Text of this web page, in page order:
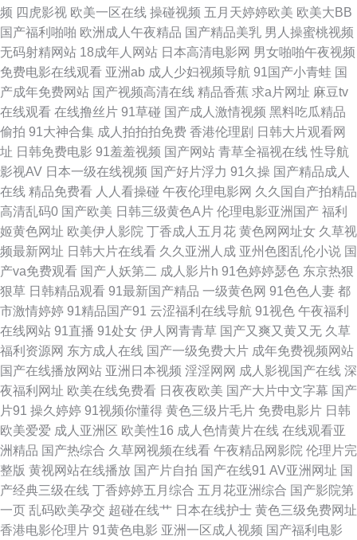
天 老司机性交网 激情文学日韩 黄色库存 成人A片网站 a级影院 91超碰青青
偷拍拍自超碰 日本高清视频va 亚洲黄色小说网 午夜理论 深夜天堂导航 青青
草福利 欧美不卡交配视频 在线超碰96 微拍福利哇咔呀 青青草视频福利 久久
伊人免费国产 国产精品第二页 高清视频1区2区 波多野结衣一本道 97人人操
人人爽 91美眉网 午夜伦理精美A片 日本黄色网 另类综合图片 激情国产乱 第
一福利航官方 国产精品玖玖玖 福利视频午夜剧场 超碰人妻偷拍 91唐伯虎 亚
洲喷水在线 日韩新片一区二区 欧美成人A 激情福利导航 福利淫地AV导航 高
清91ncn 第一导航福利国产 岛国www 丁香久久导航 超碰com 91视频露脸
亚洲情侣自拍91 日韩性爱第一页 欧美超碰在线 午夜福利传媒影视 日韩午夜
福利 欧美韩日亚洲 麻豆肏屄视频 含羞草A片 大香蕉9 99福利网 91黑丝美女
艹逼 香蕉视频在线观看 91在线网站免费 91视频首页蝌蚪 91第一视频 在线
色ab 天天干免费看 日韩色图自拍 欧美喉奥在线 www日日日 超碰美女在线
97人人草人人爱 99福利导航微拍 97资源网色色 中文字幕上床网站 伊人大香
啪啪 神马激情综合 欧美性爱变态 久久精品观看 精品在线亚洲天堂 男人天堂
频 四虎影视 欧美一区在线 操碰视频 五月天婷婷欧美 欧美大BB
国产福利啪啪 欧洲成人午夜精品 国产精品美乳 男人操蜜桃视频
无码射精网站 18成年人网站 日本高清电影网 男女啪啪午夜视频
免费电影在线观看 亚洲ab 成人少妇视频导航 91国产小青蛙 国
产成年免费网站 国产视频高清在线 精品香蕉 求a片网址 麻豆tv
在线观看 在线撸丝片 91草碰 国产成人激情视频 黑料吃瓜精品
偷拍 91大神合集 成人拍拍拍免费 香港伦理剧 日韩大片观看网
址 日韩免费电影 91羞羞视频 国产网站 青草全福视在线 性导航
影视AV 日本一级在线视频 国产好片浮力 91久操 国产精品成人
在线 精品免费看 人人看操碰 午夜伦理电影网 久久国自产拍精品
高清乱码0 国产欧美 日韩三级黄色A片 伦理电影亚洲国产 福利
姬黄色网址 欧美伊人影院 丁香成人五月花 黄色网网址女 久草视
频最新网址 日韩大片在线看 久久亚洲人成 亚州色图乱伦小说 国
产va免费观看 国产人妖第二 成人影片h 91色婷婷瑟色 东京热狠
狠草 日韩精品观看 91最新国产精品 一级黄色网 91色色人妻 都
市激情婷婷 91精品国产91 云涩福利在线导航 91视色 午夜福利
在线网站 91直播 91处女 伊人网青青草 国产又爽又黄又无 久草
福利资源网 东方成人在线 国产一级免费大片 成年免费视频网站
国产在线播放网站 亚洲日本视频 淫淫网网 成人影视国产在线 深
夜福利网址 欧美在线免费看 日夜夜欧美 国产大片中文字幕 国产
片91 操久婷婷 91视频你懂得 黄色三级片毛片 免费电影片 日韩
欧美爱爱 成人亚洲区 欧美性16 成人色情黄片在线 在线观看亚
洲精品 国产热综合 久草网视频在线看 午夜精品网影院 伦理片完
整版 黄视网站在线播放 国产片自拍 国产在线91 AV亚洲网址 国
产经典三级在线 丁香婷婷五月综合 五月花亚洲综合 国产影院第
一页 乱码欧美孕交 超碰在线艹 日本在线护士 黄色三级免费网址
香港电影伦理片 91黄色电影 亚洲一区成人视频 国产福利电影